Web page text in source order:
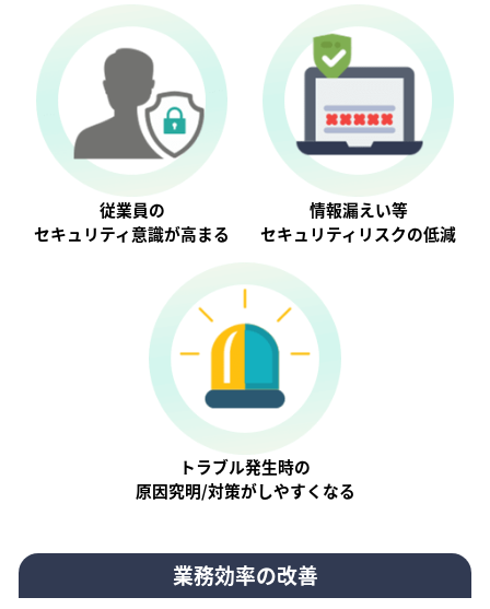
従業員の
セキュリティ意識が⾼まる
情報漏えい等
セキュリティリスクの低減
トラブル発生時の
原因究明/対策がしやすくなる
業務効率の改善